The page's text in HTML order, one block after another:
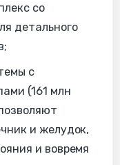
со
детального
с
(161 млн
и желудок,
и вовремя